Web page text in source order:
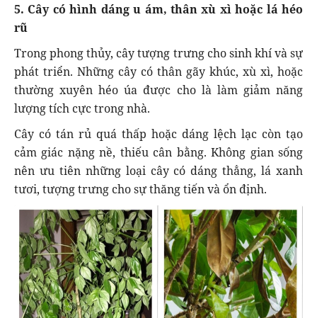
5. Cây có hình dáng u ám, thân xù xì hoặc lá héo
rũ
Trong phong thủy, cây tượng trưng cho sinh khí và sự
phát triển. Những cây có thân gãy khúc, xù xì, hoặc
thường xuyên héo úa được cho là làm giảm năng
lượng tích cực trong nhà.
Cây có tán rủ quá thấp hoặc dáng lệch lạc còn tạo
cảm giác nặng nề, thiếu cân bằng. Không gian sống
nên ưu tiên những loại cây có dáng thẳng, lá xanh
tươi, tượng trưng cho sự thăng tiến và ổn định.